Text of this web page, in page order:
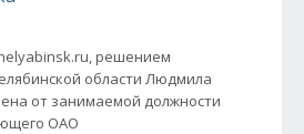
решением
области Людмила
от занимаемой должности
ОАО